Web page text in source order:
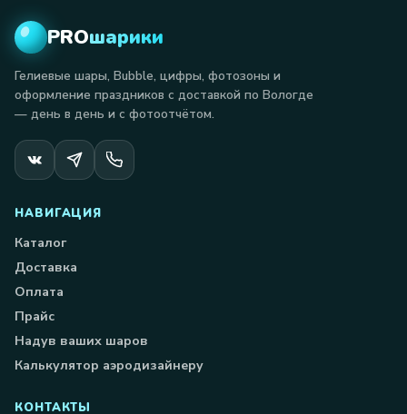
PROшарики
Гелиевые шары, Bubble, цифры, фотозоны и
оформление праздников с доставкой по Вологде
— день в день и с фотоотчётом.
НАВИГАЦИЯ
Каталог
Доставка
Оплата
Прайс
Надув ваших шаров
Калькулятор аэродизайнеру
КОНТАКТЫ